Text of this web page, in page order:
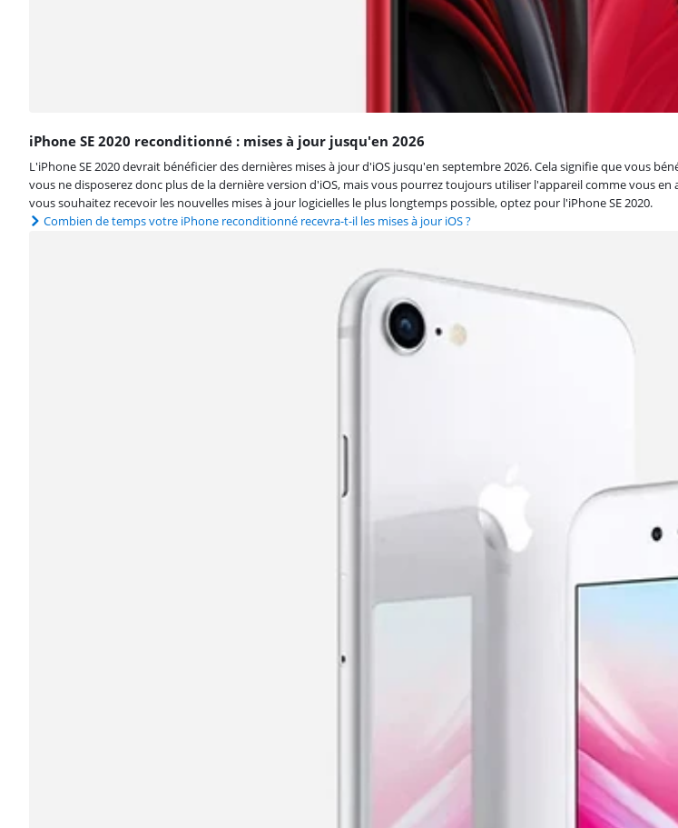
iPhone SE 2020 reconditionné : mises à jour jusqu'en 2026
L'iPhone SE 2020 devrait bénéficier des dernières mises à jour d'iOS jusqu'en septembre 2026. Cela signifie que vous
vous ne disposerez donc plus de la dernière version d'iOS, mais vous pourrez toujours utiliser l'appareil comme vous
vous souhaitez recevoir les nouvelles mises à jour logicielles le plus longtemps possible, optez pour l'iPhone SE 2020.
Combien de temps votre iPhone reconditionné recevra-t-il les mises à jour iOS ?